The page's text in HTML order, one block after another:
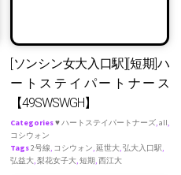
[ソンシン女大入口駅][短期]ハ
ートステイパートナース
【49SWSWGH】
Categories♥ ハートステイパートナーズ,all,
コシウォン
Tags2号線, コシウォン,延世大,弘大入口駅,
弘益大,梨花女子大,短期,西江大